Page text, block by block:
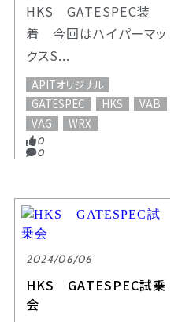
HKS GATESPEC装
着 今回はハイパーマッ
クスS...
APITオリジナル
GATESPEC
HKS
VAB
VAG
WRX
0
0
2024/06/06
HKS GATESPEC試乗
会